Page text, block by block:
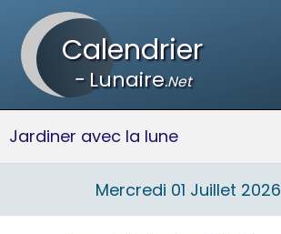
Calendrier
-Lunaire.Net
Jardiner avec la lune
Mercredi 01 Juillet 2026